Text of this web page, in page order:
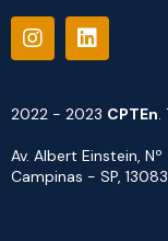
2022 - 2023 CPTEn.
Av. Albert Einstein,
Campinas - SP,